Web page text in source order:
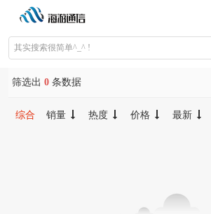
筛选出 0 条数据
综合 销量 热度 价格 最新